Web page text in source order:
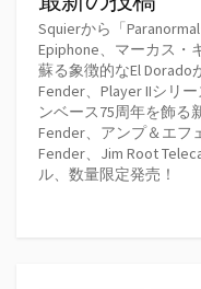
Squierから「
Epiphone、マーカス・
蘇る象徴的なEl Dorado
Fender、Player IIシリ
ンベース75周年を飾る
Fender、アンプ＆エフ
Fender、Jim Root
ル、数量限定発売！